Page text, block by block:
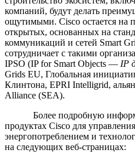
компаний, будут делать
ощутимыми. Cisco остается на
открытых, основанных на
коммуникаций и сетей Smart
сотрудничает с такими
IPSO (IP for Smart Objects — IP
Grids EU, Глобальная
Клинтона, EPRI Intelligrid,
Alliance (SEA).
Более подробную
продуктах Cisco для
энергопотреблением и
на следующих веб-страницах: